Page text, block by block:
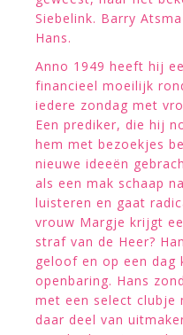
Siebelink. Barry
Hans.
Anno 1949 heeft hij
financieel moeilijk
iedere zondag met
Een prediker, die hij
hem met bezoekjes
nieuwe ideeën
als een mak schaap
luisteren en gaat
vrouw Margje krijgt
straf van de Heer?
geloof en op een
openbaring. Hans
met een select clubje
daar deel van